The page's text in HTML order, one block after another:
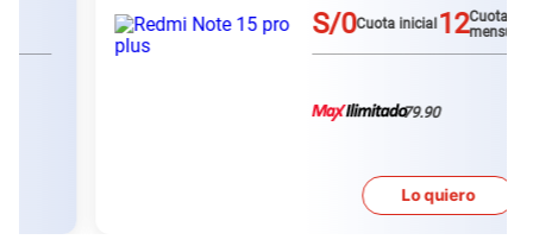
S/0Cuota inicial12Cuotas
mensuales
79.90
Lo quiero